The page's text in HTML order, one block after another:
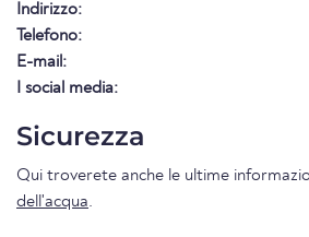
Indirizzo:
Telefono:
E-mail:
I social media:
Sicurezza
Qui troverete anche le ultime
dell'acqua.